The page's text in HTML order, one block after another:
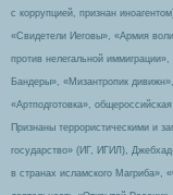
с коррупцией, признан
«Свидетели Иеговы», «Армия
против нелегальной
Бандеры», «Мизантропик
«Артподготовка»,
Признаны террористическими и
государство» (ИГ, ИГИЛ),
в странах исламского Магриба»,